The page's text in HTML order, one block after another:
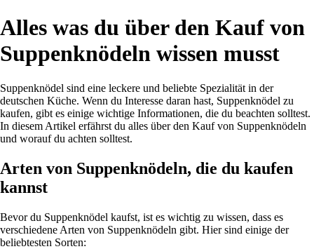
Alles was du über den Kauf von
Suppenknödeln wissen musst
Suppenknödel sind eine leckere und beliebte Spezialität in der
deutschen Küche. Wenn du Interesse daran hast, Suppenknödel zu
kaufen, gibt es einige wichtige Informationen, die du beachten solltest.
In diesem Artikel erfährst du alles über den Kauf von Suppenknödeln
und worauf du achten solltest.
Arten von Suppenknödeln, die du kaufen
kannst
Bevor du Suppenknödel kaufst, ist es wichtig zu wissen, dass es
verschiedene Arten von Suppenknödeln gibt. Hier sind einige der
beliebtesten Sorten: